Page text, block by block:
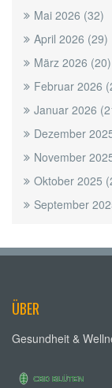
Mai 2026 (32)
April 2026 (29)
März 2026 (20)
Februar 2026
Januar 2026
Dezember
November
Oktober 2025
September
ÜBER
Gesundheit &